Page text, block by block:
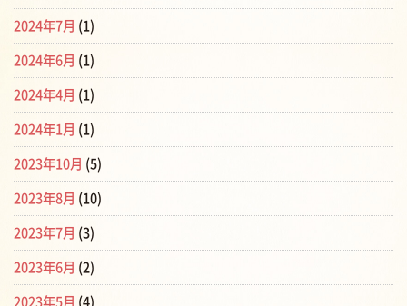
2024年7月 (1)
2024年6月 (1)
2024年4月 (1)
2024年1月 (1)
2023年10月 (5)
2023年8月 (10)
2023年7月 (3)
2023年6月 (2)
2023年5月 (4)